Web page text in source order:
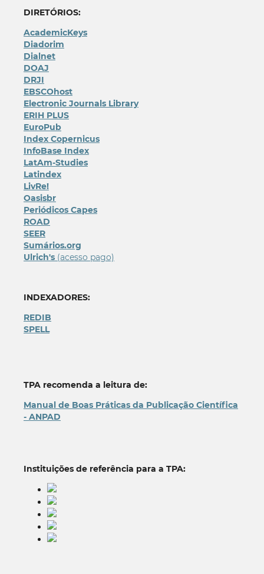
DIRETÓRIOS:
AcademicKeys
Diadorim
Dialnet
DOAJ
DRJI
EBSCOhost
Electronic Journals Library
ERIH PLUS
EuroPub
Index Copernicus
InfoBase Index
LatAm-Studies
Latindex
LivRe!
Oasisbr
Periódicos Capes
ROAD
SEER
Sumários.org
Ulrich's(acesso pago)
INDEXADORES:
REDIB
SPELL
TPA recomenda a leitura de:
Manual de Boas Práticas da Publicação Científica
- ANPAD
Instituições de referência para a TPA: